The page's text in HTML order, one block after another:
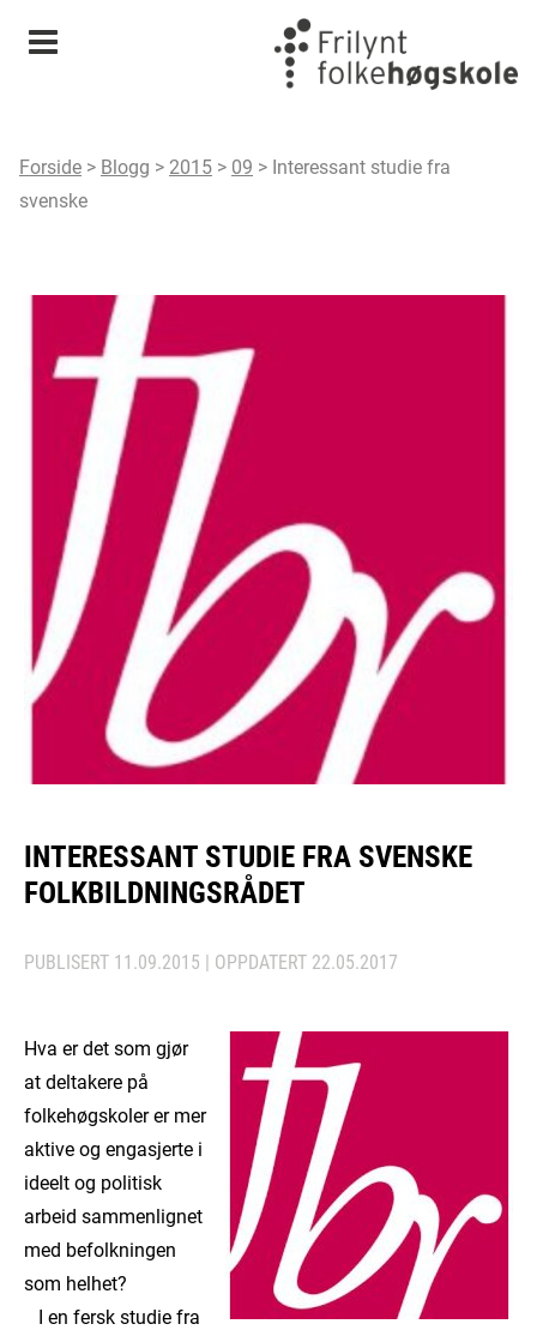
Meny
Forside > Blogg > 2015 > 09 > Interessant studie fra
svenske
INTERESSANT STUDIE FRA SVENSKE
FOLKBILDNINGSRÅDET
PUBLISERT 11.09.2015 | OPPDATERT 22.05.2017
Hva er det som gjør
at deltakere på
folkehøgskoler er mer
aktive og engasjerte i
ideelt og politisk
arbeid sammenlignet
med befolkningen
som helhet?
I en fersk studie fra